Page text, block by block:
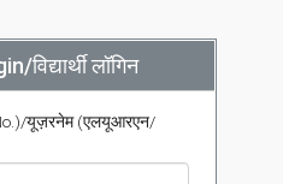
लॉगिन
यूज़रनेम (एलयूआरएन/